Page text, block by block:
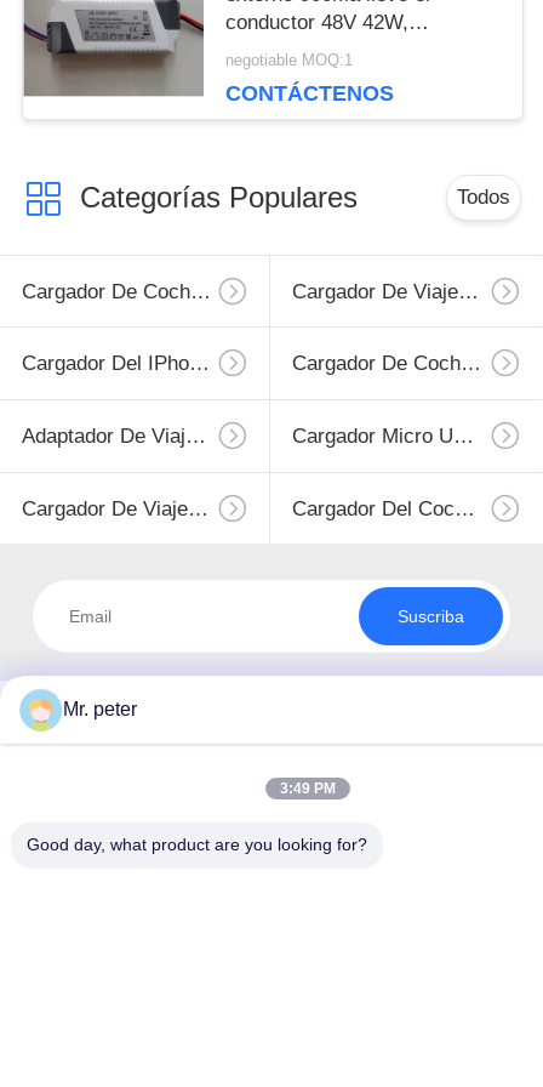
conductor 48V 42W,
EN61000-3-2 del panel
negotiable MOQ:1
CONTÁCTENOS
Categorías Populares Todos
Cargador De Coche Para Teléfonos Inteligentes Cargador De Viaje Para Teléfono Móvil
Cargador Del IPhone Retráctil Cargador De Coche USB
Adaptador De Viaje USB Cargador Micro USB Retráctil
Cargador De Viaje Para IPhone Cargador Del Coche Del Iphone
Suscriba
Mr. peter
3:49 PM
Good day, what product are you looking for?